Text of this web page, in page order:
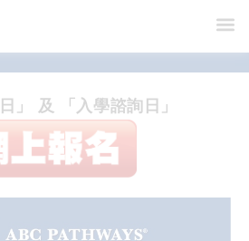
」 及 「入學諮詢日」